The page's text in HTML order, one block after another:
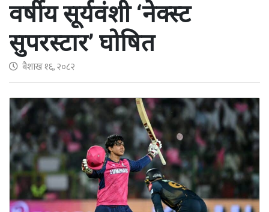
वर्षीय सूर्यवंशी ‘नेक्स्ट
सुपरस्टार’ घोषित
बैशाख १६, २०८२